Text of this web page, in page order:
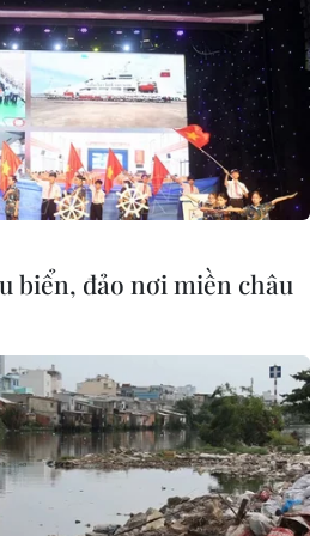
biển, đảo nơi miền châu